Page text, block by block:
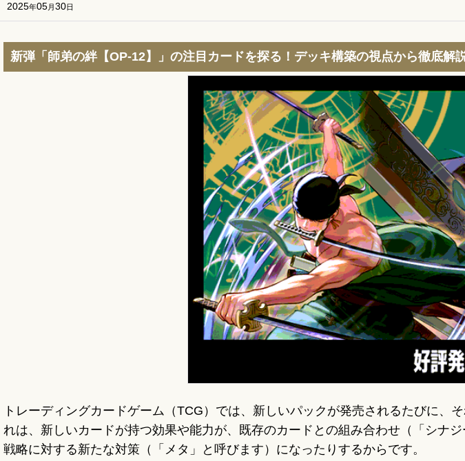
2025年05月30日
新弾「師弟の絆【OP-12】」の注目カードを探る！デッキ構築の視点から徹底解
トレーディングカードゲーム（TCG）では、新しいパックが発売されるたびに
れは、新しいカードが持つ効果や能力が、既存のカードとの組み合わせ（「シナ
戦略に対する新たな対策（「メタ」と呼びます）になったりするからです。